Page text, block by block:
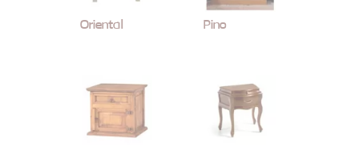
Oriental Pino